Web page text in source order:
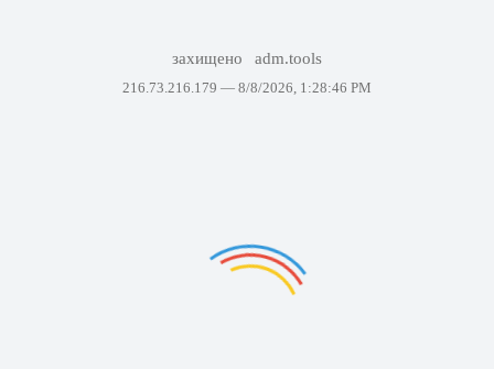
захищено adm.tools
216.73.216.179 — 8/8/2026, 1:28:46 PM